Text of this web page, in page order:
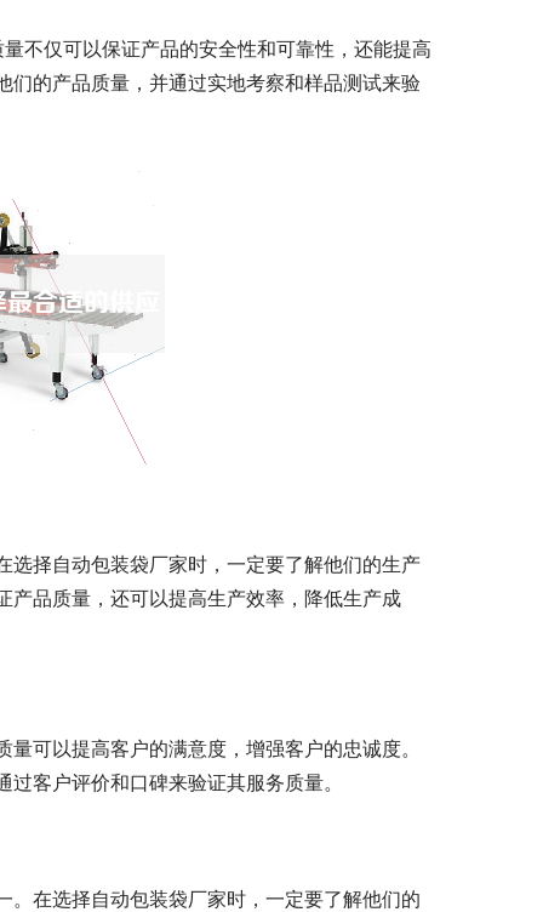
不仅可以保证产品的安全性和可靠性，还能提高
们的产品质量，并通过实地考察和样品测试来验
选择自动包装袋厂家时，一定要了解他们的生产
产品质量，还可以提高生产效率，降低生产成
可以提高客户的满意度，增强客户的忠诚度。
客户评价和口碑来验证其服务质量。
在选择自动包装袋厂家时，一定要了解他们的